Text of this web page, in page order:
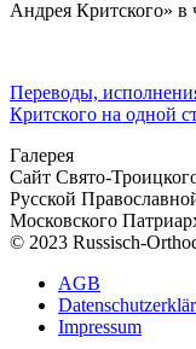
Андрея Критского» в
Переводы,
Критского на одной
Галерея
Сайт Свято-
Русской
Московского
© 2023 Russisch-
АGB
Impressum